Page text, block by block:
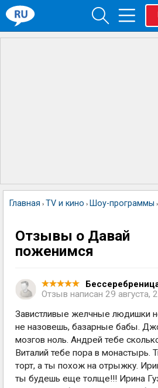
Главная › TV и кино › Шоу-программы ›
Отзывы о Давай
поженимся
Отзыв написан 29 августа,
Завистливые желчные людишки
не назовешь, базарные бабы.
мозгов ноль. Андрей тебе
Виталий тебе пора в монастырь.
торт, а ты похож на отрыжку.
ты будешь еще толще!!! Ирина